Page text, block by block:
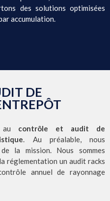
des solutions optimisées
accumulation.
DE
au contrôle et audit de
. Au préalable, nous
la mission. Nous sommes
réglementation un audit racks
annuel de rayonnage